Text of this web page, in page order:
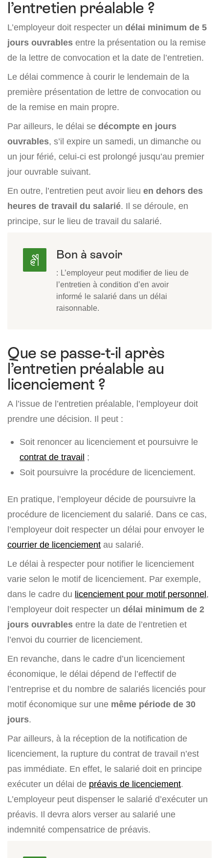
l’entretien préalable ?
L’employeur doit respecter un délai minimum de 5
jours ouvrables entre la présentation ou la remise
de la lettre de convocation et la date de l’entretien.
Le délai commence à courir le lendemain de la
première présentation de lettre de convocation ou
de la remise en main propre.
Par ailleurs, le délai se décompte en jours
ouvrables, s’il expire un samedi, un dimanche ou
un jour férié, celui-ci est prolongé jusqu’au premier
jour ouvrable suivant.
En outre, l’entretien peut avoir lieu en dehors des
heures de travail du salarié. Il se déroule, en
principe, sur le lieu de travail du salarié.
Bon à savoir
: L’employeur peut modifier de lieu de
l’entretien à condition d’en avoir
informé le salarié dans un délai
raisonnable.
Que se passe-t-il après
l’entretien préalable au
licenciement ?
A l’issue de l’entretien préalable, l’employeur doit
prendre une décision. Il peut :
Soit renoncer au licenciement et poursuivre le
contrat de travail ;
Soit poursuivre la procédure de licenciement.
En pratique, l’employeur décide de poursuivre la
procédure de licenciement du salarié. Dans ce cas,
l’employeur doit respecter un délai pour envoyer le
courrier de licenciement au salarié.
Le délai à respecter pour notifier le licenciement
varie selon le motif de licenciement. Par exemple,
dans le cadre du licenciement pour motif personnel,
l’employeur doit respecter un délai minimum de 2
jours ouvrables entre la date de l’entretien et
l’envoi du courrier de licenciement.
En revanche, dans le cadre d’un licenciement
économique, le délai dépend de l’effectif de
l’entreprise et du nombre de salariés licenciés pour
motif économique sur une même période de 30
jours.
Par ailleurs, à la réception de la notification de
licenciement, la rupture du contrat de travail n’est
pas immédiate. En effet, le salarié doit en principe
exécuter un délai de préavis de licenciement.
L’employeur peut dispenser le salarié d’exécuter un
préavis. Il devra alors verser au salarié une
indemnité compensatrice de préavis.